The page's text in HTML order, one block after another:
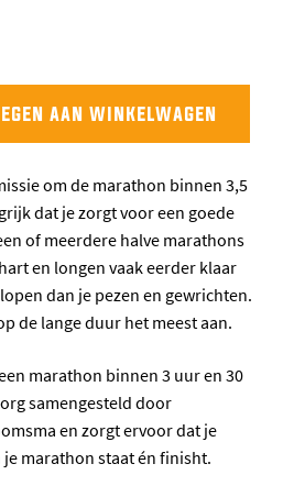
aan winkelwagen
om de marathon binnen 3,5
dat je zorgt voor een goede
of meerdere halve marathons
en longen vaak eerder klaar
dan je pezen en gewrichten.
de lange duur het meest aan.
marathon binnen 3 uur en 30
samengesteld door
en zorgt ervoor dat je
marathon staat én finisht.